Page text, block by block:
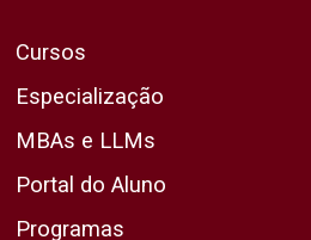
Cursos
Especialização
MBAs e LLMs
Portal do Aluno
Programas